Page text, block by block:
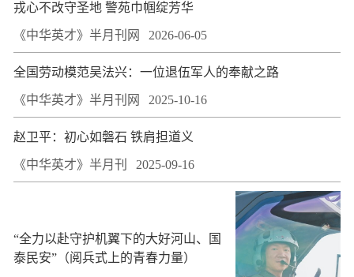
戎心不改守圣地 警苑巾帼绽芳华
《中华英才》半月刊网 2026-06-05
全国劳动模范吴法兴：一位退伍军人的奉献之路
《中华英才》半月刊网 2025-10-16
赵卫平：初心如磐石 铁肩担道义
《中华英才》半月刊 2025-09-16
“全力以赴守护机翼下的大好河山、国
泰民安”（阅兵式上的青春力量）